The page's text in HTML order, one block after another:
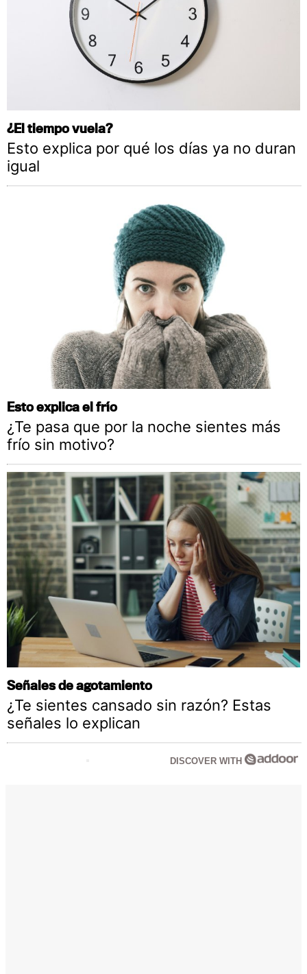
¿El tiempo vuela?
Esto explica por qué los días ya no duran
igual
Esto explica el frío
¿Te pasa que por la noche sientes más
frío sin motivo?
Señales de agotamiento
¿Te sientes cansado sin razón? Estas
señales lo explican
DISCOVER WITH